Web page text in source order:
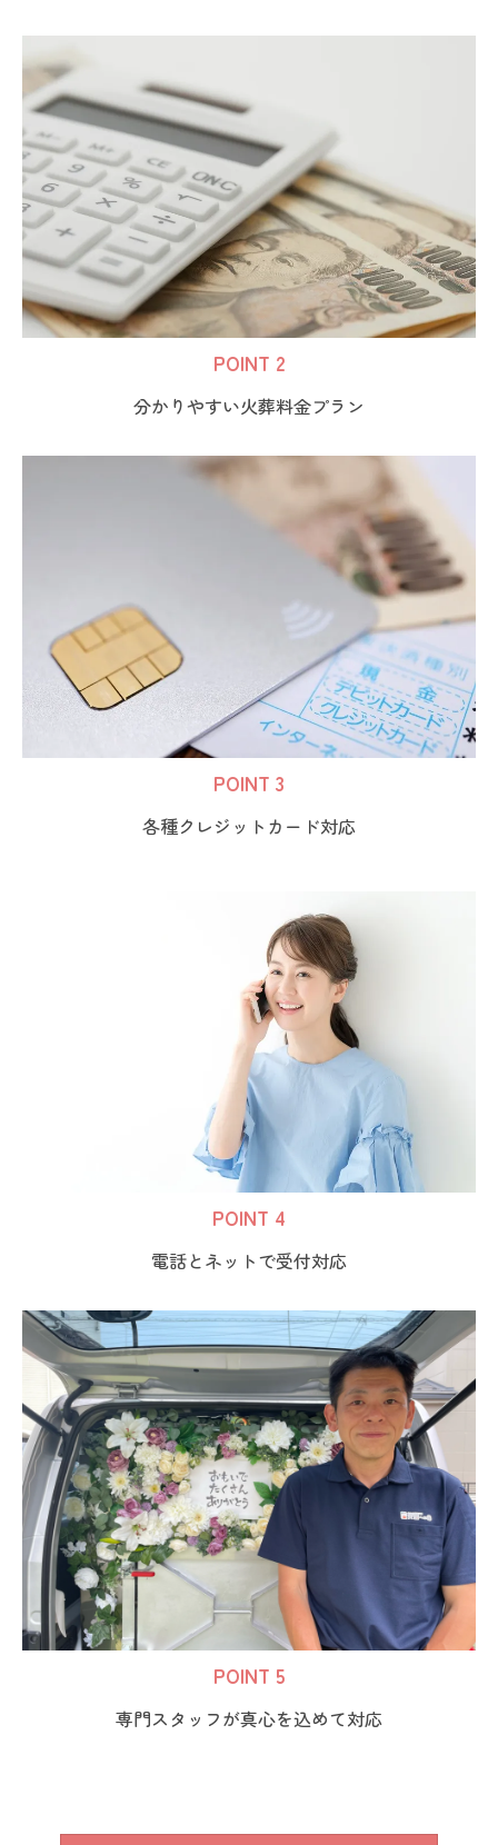
POINT 2
分かりやすい火葬料金プラン
POINT 3
各種クレジットカード対応
POINT 4
電話とネットで受付対応
POINT 5
専門スタッフが真心を込めて対応